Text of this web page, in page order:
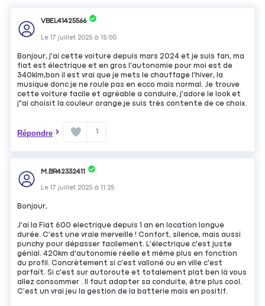
VBEL41425566
Le17 juillet 2025 à15:00
Bonjour, j'ai cette voiture depuis mars 2024 et je suis fan, ma
fiat est électrique et en gros l'autonomie pour moi est de
340klm,bon il est vrai que je mets le chauffage l'hiver, la
musique donc je ne roule pas en ecco mais normal. Je trouve
cette voiture facile et agréable a conduire, j'adore le look et
j"ai choisit la couleur orange.je suis très contente de ce choix.
Répondre 1
M.BR42332411
Le17 juillet 2025 à11:25
Bonjour,
J'ai la Fiat 600 electrique depuis 1 an en location longue
durée. C'est une vraie merveille ! Confort, silence, mais aussi
punchy pour dépasser facilement. L'électrique c'est juste
génial. 420km d'autonomie réelle et même plus en fonction
du profil. Concrètement si c'est valloné ou en ville c'est
parfait. Si c'est sur autoroute et totalement plat ben là vous
allez consommer . Il faut adapter sa conduite, être plus cool.
C'est un vrai jeu la gestion de la batterie mais en positif.